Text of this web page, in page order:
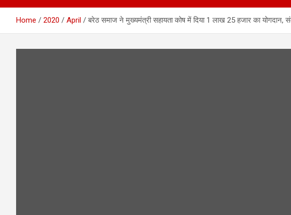
Home 2020 April बरेठ समाज ने मुख्यमंत्री सहायता कोष में दिया 1 लाख 25 हजार का